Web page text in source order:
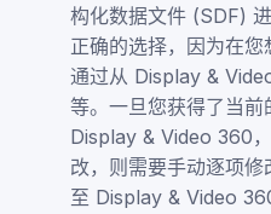
构化数据文件 (SDF)
正确的选择，因为在您
通过从 Display &
等。一旦您获得了当
Display & Video 360
改，则需要手动逐项
至 Display & Video